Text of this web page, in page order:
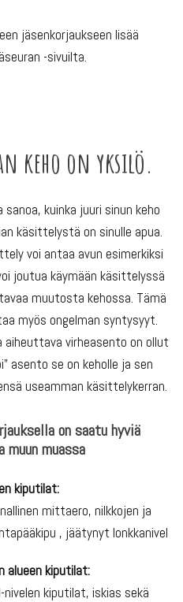
jäsenkorjaukseen lisää
-sivuilta.
keho on yksilö.
kuinka juuri sinun keho
käsittelystä on sinulle apua.
voi antaa avun esimerkiksi
joutua käymään käsittelyssä
muutosta kehossa. Tämä
myös ongelman syntysyyt.
aiheuttava virheasento on ollut
asento se on keholle ja sen
useamman käsittelykerran.
on saatu hyviä
muassa
kiputilat:
mittaero, nilkkojen ja
, jäätynyt lonkkanivel
alueen kiputilat:
kiputilat, iskias sekä